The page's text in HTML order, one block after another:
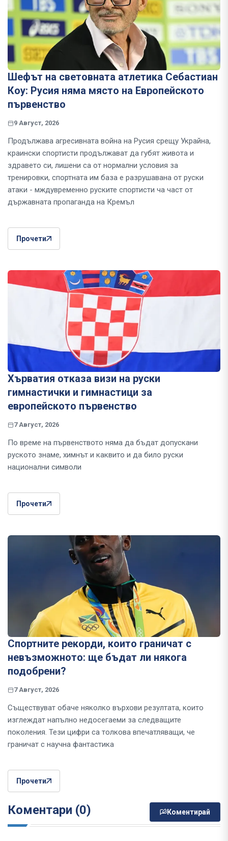
Шефът на световната атлетика Себастиан
Коу: Русия няма място на Европейското
първенство
9 Август, 2026
Продължава агресивната война на Русия срещу Украйна,
краински спортисти продължават да губят живота и
здравето си, лишени са от нормални условия за
тренировки, спортната им база е разрушавана от руски
атаки - мждувременно руските спортисти ча част от
държавната пропаганда на Кремъл
Прочети
Хърватия отказа визи на руски
гимнастички и гимнастици за
европейското първенство
7 Август, 2026
По време на първенството няма да бъдат допускани
руското знаме, химнът и каквито и да било руски
национални символи
Прочети
Спортните рекорди, които граничат с
невъзможното: ще бъдат ли някога
подобрени?
7 Август, 2026
Съществуват обаче няколко върхови резултата, които
изглеждат напълно недосегаеми за следващите
поколения. Тези цифри са толкова впечатляващи, че
граничат с научна фантастика
Прочети
Коментари (0) Коментирай